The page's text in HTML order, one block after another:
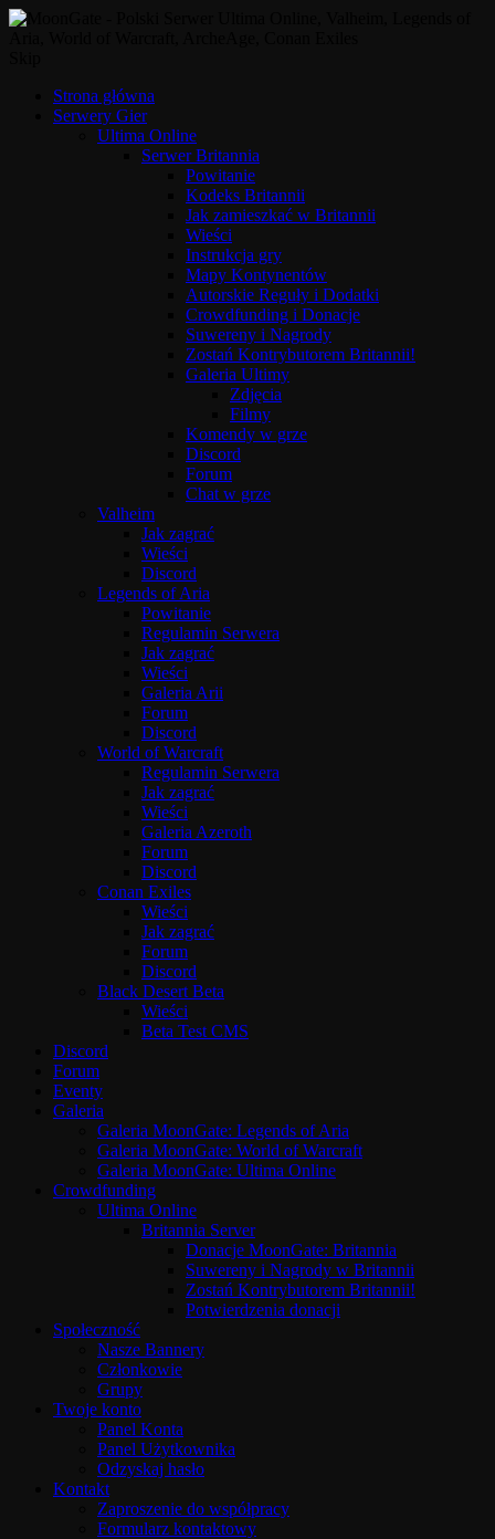
Strona główna
Serwery Gier
Ultima Online
Serwer Britannia
Powitanie
Kodeks Britannii
Jak zamieszkać w Britannii
Wieści
Instrukcja gry
Mapy Kontynentów
Autorskie Reguły i Dodatki
Crowdfunding i Donacje
Suwereny i Nagrody
Zostań Kontrybutorem Britannii!
Galeria Ultimy
Zdjęcia
Filmy
Komendy w grze
Discord
Forum
Chat w grze
Valheim
Jak zagrać
Wieści
Discord
Legends of Aria
Powitanie
Regulamin Serwera
Jak zagrać
Wieści
Galeria Arii
Forum
Discord
World of Warcraft
Regulamin Serwera
Jak zagrać
Wieści
Galeria Azeroth
Forum
Discord
Conan Exiles
Wieści
Jak zagrać
Forum
Discord
Black Desert Beta
Wieści
Beta Test CMS
Discord
Forum
Eventy
Galeria
Galeria MoonGate: Legends of Aria
Galeria MoonGate: World of Warcraft
Galeria MoonGate: Ultima Online
Crowdfunding
Ultima Online
Britannia Server
Donacje MoonGate: Britannia
Suwereny i Nagrody w Britannii
Zostań Kontrybutorem Britannii!
Potwierdzenia donacji
Społeczność
Nasze Bannery
Członkowie
Grupy
Twoje konto
Panel Konta
Panel Użytkownika
Odzyskaj hasło
Kontakt
Zaproszenie do współpracy
Formularz kontaktowy